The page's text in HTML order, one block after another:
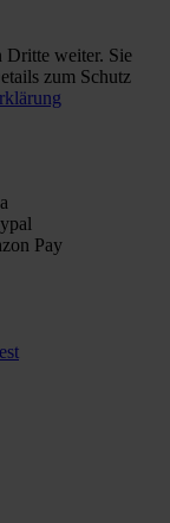
Dritte weiter. Sie
zum Schutz